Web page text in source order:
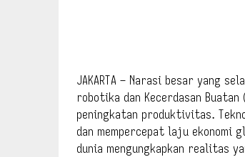
JAKARTA – Narasi besar yang
robotika dan Kecerdasan
peningkatan produktivitas.
dan mempercepat laju ekonomi
dunia mengungkapkan realitas